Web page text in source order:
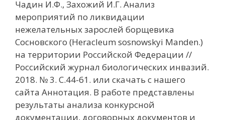
Чадин И.Ф., Захожий И.Г. Анализ
мероприятий по ликвидации
нежелательных зарослей борщевика
Сосновского (Heracleum sosnowskyi Manden.)
на территории Российской Федерации //
Российский журнал биологических инвазий.
2018. № 3. С.44-61. или скачать с нашего
сайта Аннотация. В работе представлены
результаты анализа конкурсной
документации, договорных документов и